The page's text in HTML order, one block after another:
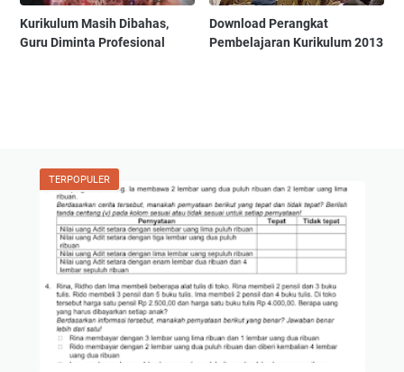
Kurikulum Masih Dibahas,
Guru Diminta Profesional
Download Perangkat
Pembelajaran Kurikulum 2013
TERPOPULER